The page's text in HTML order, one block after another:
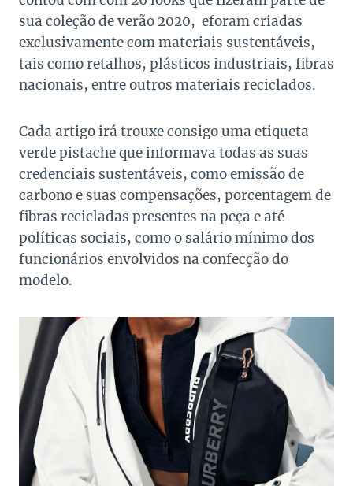
sua coleção de verão 2020, eforam criadas
exclusivamente com materiais sustentáveis,
tais como retalhos, plásticos industriais, fibras
nacionais, entre outros materiais reciclados.
Cada artigo irá trouxe consigo uma etiqueta
verde pistache que informava todas as suas
credenciais sustentáveis, como emissão de
carbono e suas compensações, porcentagem de
fibras recicladas presentes na peça e até
políticas sociais, como o salário mínimo dos
funcionários envolvidos na confecção do
modelo.